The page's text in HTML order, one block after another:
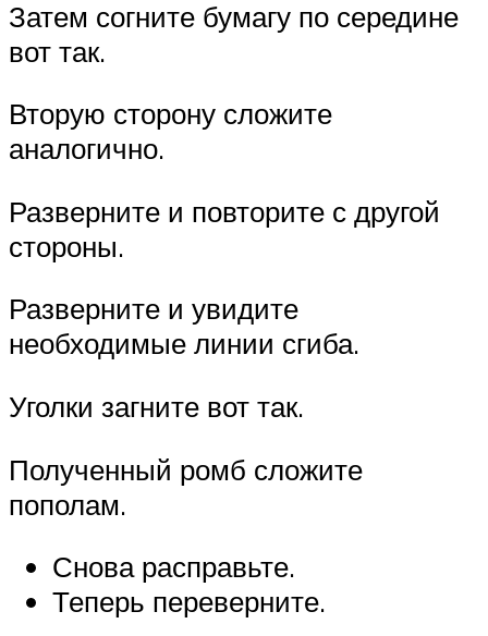
Затем согните бумагу по середине
вот так.
Вторую сторону сложите
аналогично.
Разверните и повторите с другой
стороны.
Разверните и увидите
необходимые линии сгиба.
Уголки загните вот так.
Полученный ромб сложите
пополам.
Снова расправьте.
Теперь переверните.